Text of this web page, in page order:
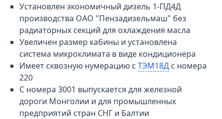
Установлен экономичный дизель 1-ПД4Д
производства ОАО "Пензадизельмаш" без
радиаторных секций для охлаждения масла
Увеличен размер кабины и установлена
система микроклимата в виде кондиционера
Имеет сквозную нумерацию с ТЭМ18Д с номера
220
С номера 3001 выпускается для железной
дороги Монголии и для промышленных
предприятий стран СНГ и Балтии